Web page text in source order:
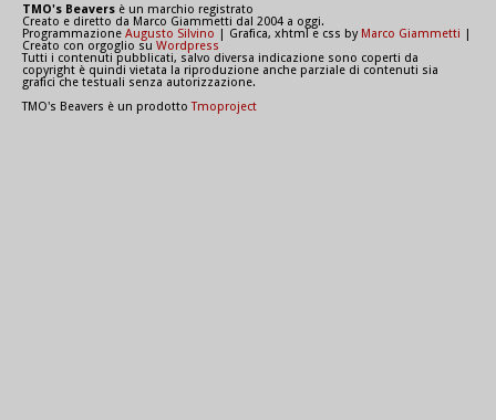
TMO's Beavers è un marchio registrato
Creato e diretto da Marco Giammetti dal 2004 a oggi.
Programmazione Augusto Silvino | Grafica, xhtml e css byMarco Giammetti |
Creato con orgoglio su Wordpress
Tutti i contenuti pubblicati, salvo diversa indicazione sono coperti da
copyright è quindi vietata la riproduzione anche parziale di contenuti sia
grafici che testuali senza autorizzazione.
TMO's Beavers è un prodottoTmoproject